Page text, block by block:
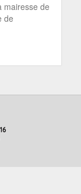
mairesse de
de